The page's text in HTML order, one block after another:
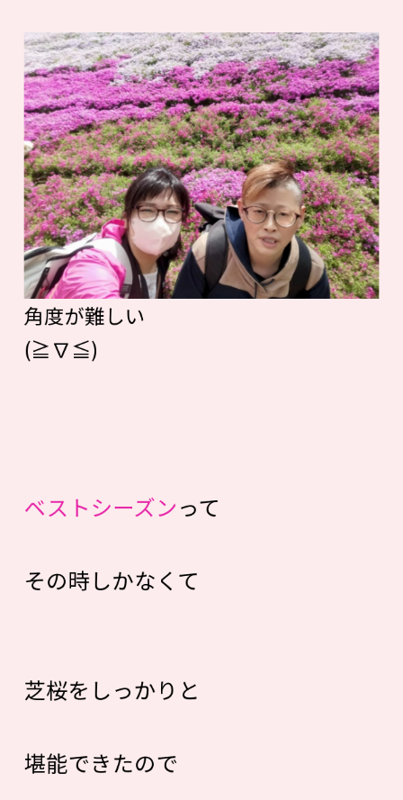
角度が難しい
(≧∇≦)
ベストシーズンって
その時しかなくて
芝桜をしっかりと
堪能できたので